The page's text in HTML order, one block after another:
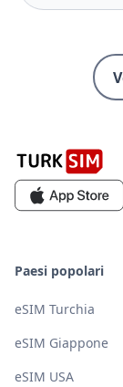
Paesi popolari
eSIM Turchia
eSIM Giappone
eSIM USA